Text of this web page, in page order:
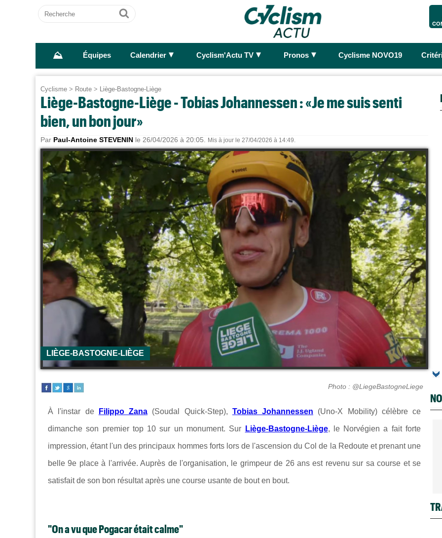
Recherche
Ok
⛰ Équipes Calendrier ► Cyclism'Actu TV ► Pronos ► Cyclisme NOVO19
Cyclisme > Route > Liège-Bastogne-Liège
Liège-Bastogne-Liège - Tobias Johannessen : «Je me suis senti
bien, un bon jour»
Par Paul-Antoine STEVENIN le 26/04/2026 à 20:05. Mis à jour le 27/04/2026 à 14:49.
LIÈGE-BASTOGNE-LIÈGE
Photo : @LiegeBastogneLiege
À l'instar de Filippo Zana (Soudal Quick-Step), Tobias Johannessen (Uno-X Mobility) célèbre ce
dimanche son premier top 10 sur un monument. Sur Liège-Bastogne-Liège, le Norvégien a fait forte
impression, étant l'un des principaux hommes forts lors de l'ascension du Col de la Redoute et prenant une
belle 9e place à l'arrivée. Auprès de l'organisation, le grimpeur de 26 ans est revenu sur sa course et se
satisfait de son bon résultat après une course usante de bout en bout.
"On a vu que Pogacar était calme"